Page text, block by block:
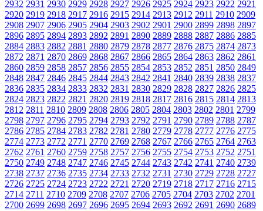
2932 2931 2930 2929 2928 2927 2926 2925 2924 2923 2922 2921
2920 2919 2918 2917 2916 2915 2914 2913 2912 2911 2910 2909
2908 2907 2906 2905 2904 2903 2902 2901 2900 2899 2898 2897
2896 2895 2894 2893 2892 2891 2890 2889 2888 2887 2886 2885
2884 2883 2882 2881 2880 2879 2878 2877 2876 2875 2874 2873
2872 2871 2870 2869 2868 2867 2866 2865 2864 2863 2862 2861
2860 2859 2858 2857 2856 2855 2854 2853 2852 2851 2850 2849
2848 2847 2846 2845 2844 2843 2842 2841 2840 2839 2838 2837
2836 2835 2834 2833 2832 2831 2830 2829 2828 2827 2826 2825
2824 2823 2822 2821 2820 2819 2818 2817 2816 2815 2814 2813
2812 2811 2810 2809 2808 2806 2805 2804 2803 2802 2801 2799
2798 2797 2796 2795 2794 2793 2792 2791 2790 2789 2788 2787
2786 2785 2784 2783 2782 2781 2780 2779 2778 2777 2776 2775
2774 2773 2772 2771 2770 2769 2768 2767 2766 2765 2764 2763
2762 2761 2760 2759 2758 2757 2756 2755 2754 2753 2752 2751
2750 2749 2748 2747 2746 2745 2744 2743 2742 2741 2740 2739
2738 2737 2736 2735 2734 2733 2732 2731 2730 2729 2728 2727
2726 2725 2724 2723 2722 2721 2720 2719 2718 2717 2716 2715
2714 2711 2710 2709 2708 2707 2706 2705 2704 2703 2702 2701
2700 2699 2698 2697 2696 2695 2694 2693 2692 2691 2690 2689